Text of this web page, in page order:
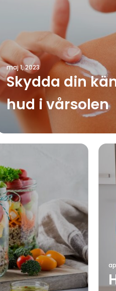
maj 1, 2023
Skydda din
hud i vårsolen